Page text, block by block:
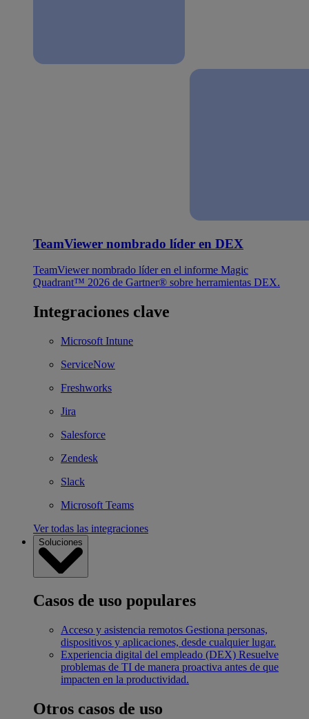
TeamViewer nombrado líder en DEX
TeamViewer nombrado líder en el informe Magic
Quadrant™ 2026 de Gartner® sobre herramientas DEX.
Integraciones clave
Microsoft Intune
ServiceNow
Freshworks
Jira
Salesforce
Zendesk
Slack
Microsoft Teams
Ver todas las integraciones
Soluciones
Casos de uso populares
Acceso y asistencia remotos Gestiona personas,
dispositivos y aplicaciones, desde cualquier lugar.
Experiencia digital del empleado (DEX) Resuelve
problemas de TI de manera proactiva antes de que
impacten en la productividad.
Otros casos de uso